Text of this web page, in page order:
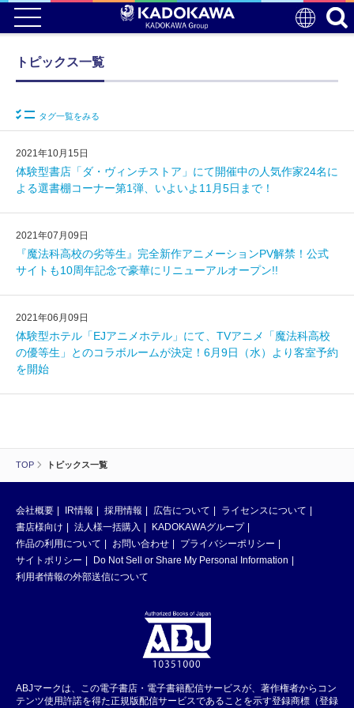
TOP トピックス一覧
トピックス一覧
タグ一覧をみる
2021年10月15日
体験型書店「ダ・ヴィンチストア」にて開催中の人気作家24名に
よる選書棚コーナー第1弾、いよいよ11月5日まで！
2021年07月09日
『魔法科高校の劣等生』完全新作アニメーションPV解禁！公式
サイトも10周年記念で豪華にリニューアルオープン!!
2021年06月09日
体験型ホテル「EJアニメホテル」にて、TVアニメ「魔法科高校
の優等生」とのコラボルームが決定！6月9日（水）より客室予約
を開始
会社概要 IR情報 採用情報 広告について
ライセンスについて
書店様向け
法人様一括購入
KADOKAWAグループ
作品の利用について
お問い合わせ
プライバシーポリシー
サイトポリシー
Do Not Sell or Share My Personal Information
利用者情報の外部送信について
ABJマークは、この電子書店・電子書籍配信サービスが、著作権者からコン
テンツ使用許諾を得た正規版配信サービスであることを示す登録商標（登録